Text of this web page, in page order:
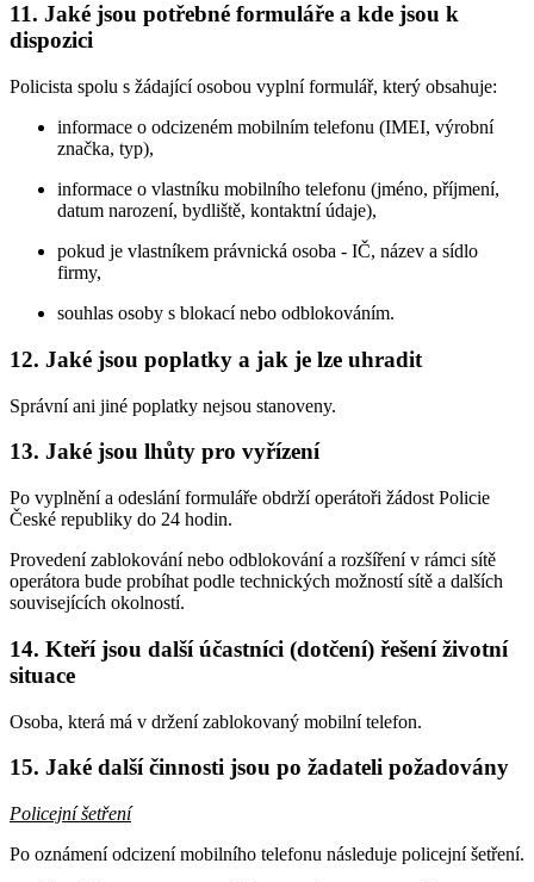
11. Jaké jsou potřebné formuláře a kde jsou k
dispozici
Policista spolu s žádající osobou vyplní formulář, který obsahuje:
informace o odcizeném mobilním telefonu (IMEI, výrobní
značka, typ),
informace o vlastníku mobilního telefonu (jméno, příjmení,
datum narození, bydliště, kontaktní údaje),
pokud je vlastníkem právnická osoba - IČ, název a sídlo
firmy,
souhlas osoby s blokací nebo odblokováním.
12. Jaké jsou poplatky a jak je lze uhradit
Správní ani jiné poplatky nejsou stanoveny.
13. Jaké jsou lhůty pro vyřízení
Po vyplnění a odeslání formuláře obdrží operátoři žádost Policie
České republiky do 24 hodin.
Provedení zablokování nebo odblokování a rozšíření v rámci sítě
operátora bude probíhat podle technických možností sítě a dalších
souvisejících okolností.
14. Kteří jsou další účastníci (dotčení) řešení životní
situace
Osoba, která má v držení zablokovaný mobilní telefon.
15. Jaké další činnosti jsou po žadateli požadovány
Policejní šetření
Po oznámení odcizení mobilního telefonu následuje policejní šetření.